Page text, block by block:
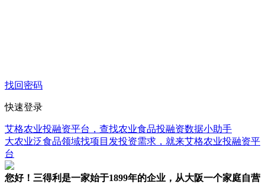
找回密码
快速登录
艾格农业投融资平台，查找农业食品投融资数据小助手
大农业泛食品领域找项目发投资需求，就来艾格农业投融资平
台
您好！三得利是一家始于1899年的企业，从大阪一个家庭自营